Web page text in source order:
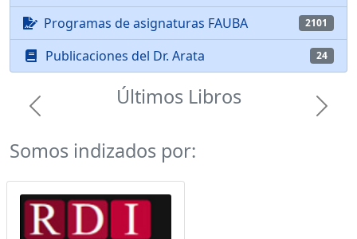
Programas de asignaturas FAUBA 2101
Publicaciones del Dr. Arata 24
Últimos Libros
Previous Next
Somos indizados por: